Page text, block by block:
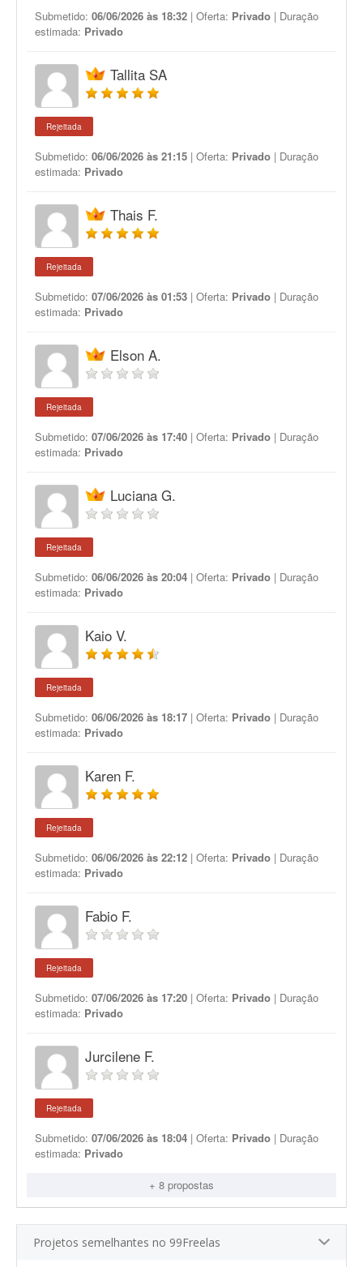
Submetido: 06/06/2026 às 18:32 | Oferta: Privado | Duração
estimada: Privado
Tallita SA
Rejeitada
Submetido: 06/06/2026 às 21:15 | Oferta: Privado | Duração
estimada: Privado
Thais F.
Rejeitada
Submetido: 07/06/2026 às 01:53 | Oferta: Privado | Duração
estimada: Privado
Elson A.
Rejeitada
Submetido: 07/06/2026 às 17:40 | Oferta: Privado | Duração
estimada: Privado
Luciana G.
Rejeitada
Submetido: 06/06/2026 às 20:04 | Oferta: Privado | Duração
estimada: Privado
Kaio V.
Rejeitada
Submetido: 06/06/2026 às 18:17 | Oferta: Privado | Duração
estimada: Privado
Karen F.
Rejeitada
Submetido: 06/06/2026 às 22:12 | Oferta: Privado | Duração
estimada: Privado
Fabio F.
Rejeitada
Submetido: 07/06/2026 às 17:20 | Oferta: Privado | Duração
estimada: Privado
Jurcilene F.
Rejeitada
Submetido: 07/06/2026 às 18:04 | Oferta: Privado | Duração
estimada: Privado
+ 8 propostas
Projetos semelhantes no 99Freelas